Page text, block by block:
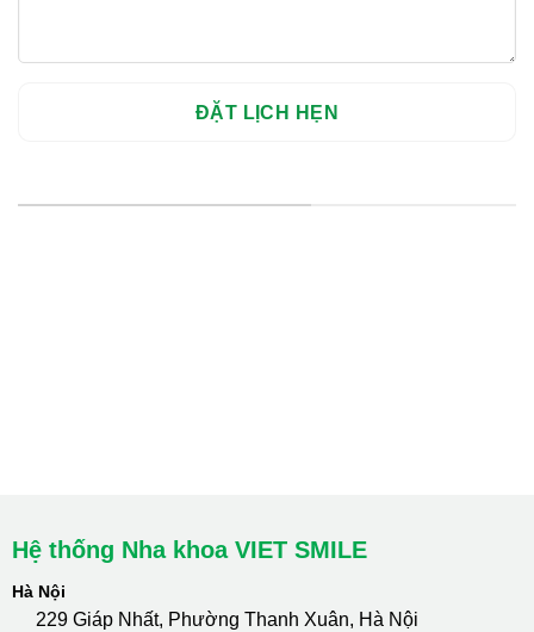
Hệ thống Nha khoa VIET SMILE
Hà Nội
229 Giáp Nhất, Phường Thanh Xuân, Hà Nội